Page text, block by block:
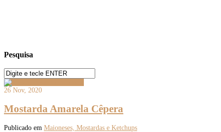
Pesquisa
26 Nov, 2020
Mostarda Amarela Cêpera
Publicado em Maioneses, Mostardas e Ketchups